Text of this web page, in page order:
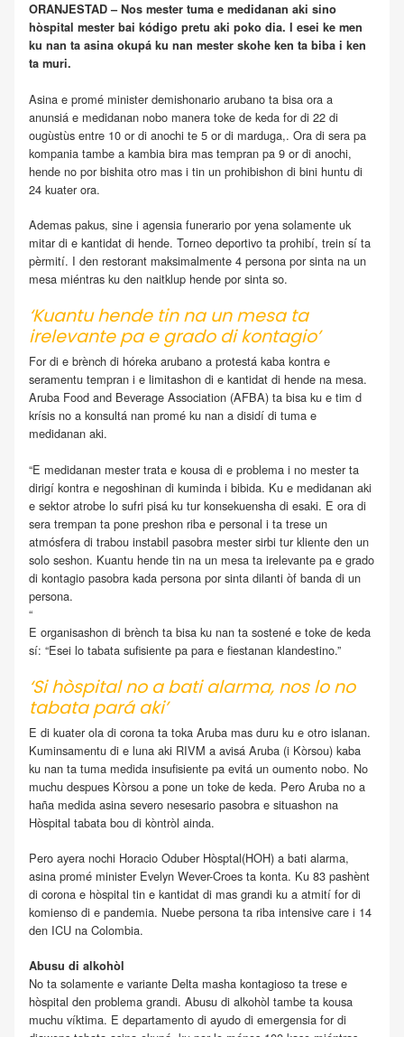
ORANJESTAD – Nos mester tuma e medidanan aki sino
hòspital mester bai kódigo pretu aki poko dia. I esei ke men
ku nan ta asina okupá ku nan mester skohe ken ta biba i ken
ta muri.
Asina e promé minister demishonario arubano ta bisa ora a
anunsiá e medidanan nobo manera toke de keda for di 22 di
ougùstùs entre 10 or di anochi te 5 or di marduga,. Ora di sera pa
kompania tambe a kambia bira mas tempran pa 9 or di anochi,
hende no por bishita otro mas i tin un prohibishon di bini huntu di
24 kuater ora.
Ademas pakus, sine i agensia funerario por yena solamente uk
mitar di e kantidat di hende. Torneo deportivo ta prohibí, trein sí ta
pèrmití. I den restorant maksimalmente 4 persona por sinta na un
mesa miéntras ku den naitklup hende por sinta so.
‘Kuantu hende tin na un mesa ta
irelevante pa e grado di kontagio’
For di e brènch di hóreka arubano a protestá kaba kontra e
seramentu tempran i e limitashon di e kantidat di hende na mesa.
Aruba Food and Beverage Association (AFBA) ta bisa ku e tim d
krísis no a konsultá nan promé ku nan a disidí di tuma e
medidanan aki.
“E medidanan mester trata e kousa di e problema i no mester ta
dirigí kontra e negoshinan di kuminda i bibida. Ku e medidanan aki
e sektor atrobe lo sufri pisá ku tur konsekuensha di esaki. E ora di
sera trempan ta pone preshon riba e personal i ta trese un
atmósfera di trabou instabil pasobra mester sirbi tur kliente den un
solo seshon. Kuantu hende tin na un mesa ta irelevante pa e grado
di kontagio pasobra kada persona por sinta dilanti òf banda di un
persona.
“
E organisashon di brènch ta bisa ku nan ta sostené e toke de keda
sí: “Esei lo tabata sufisiente pa para e fiestanan klandestino.”
‘Si hòspital no a bati alarma, nos lo no
tabata pará aki’
E di kuater ola di corona ta toka Aruba mas duru ku e otro islanan.
Kuminsamentu di e luna aki RIVM a avisá Aruba (i Kòrsou) kaba
ku nan ta tuma medida insufisiente pa evitá un oumento nobo. No
muchu despues Kòrsou a pone un toke de keda. Pero Aruba no a
haña medida asina severo nesesario pasobra e situashon na
Hòspital tabata bou di kòntròl ainda.
Pero ayera nochi Horacio Oduber Hòsptal(HOH) a bati alarma,
asina promé minister Evelyn Wever-Croes ta konta. Ku 83 pashènt
di corona e hòspital tin e kantidat di mas grandi ku a atmití for di
komienso di e pandemia. Nuebe persona ta riba intensive care i 14
den ICU na Colombia.
Abusu di alkohòl
No ta solamente e variante Delta masha kontagioso ta trese e
hòspital den problema grandi. Abusu di alkohòl tambe ta kousa
muchu víktima. E departamento di ayudo di emergensia for di